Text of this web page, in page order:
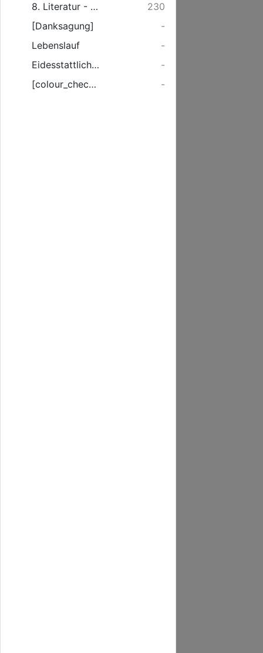
8. Literatur - Verzeichnis
230
[Danksagung]
-
Lebenslauf
-
Eidesstattliche Erklärung
-
[colour_checker]
-